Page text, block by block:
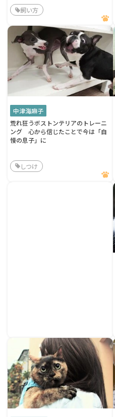
飼い方
中津海麻子
荒れ狂うボストンテリアのトレーニ
ング 心から信じたことで今は「自
慢の息子」に
しつけ